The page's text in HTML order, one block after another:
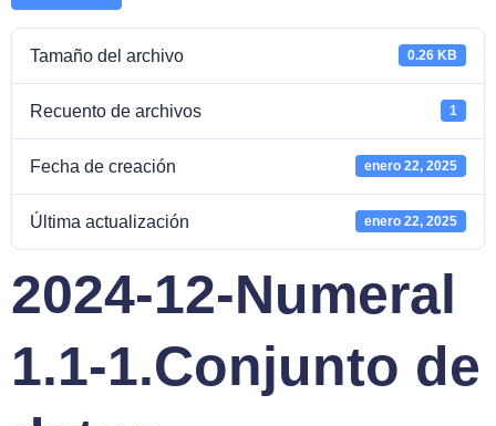
Tamaño del archivo 0.26 KB
Recuento de archivos 1
Fecha de creación enero 22, 2025
Última actualización enero 22, 2025
2024-12-Numeral
1.1-1.Conjunto de